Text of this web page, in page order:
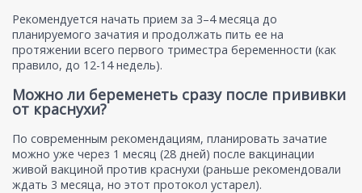
Рекомендуется начать прием за 3–4 месяца до
планируемого зачатия и продолжать пить ее на
протяжении всего первого триместра беременности (как
правило, до 12-14 недель).
Можно ли беременеть сразу после прививки
от краснухи?
По современным рекомендациям, планировать зачатие
можно уже через 1 месяц (28 дней) после вакцинации
живой вакциной против краснухи (раньше рекомендовали
ждать 3 месяца, но этот протокол устарел).